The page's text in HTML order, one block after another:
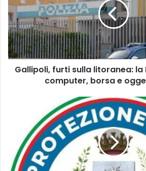
litoranea:
la
Polizia
recupera
computer,
borsa
Gallipoli, furti sulla litoranea:
computer, borsa e
presidente
direttivo